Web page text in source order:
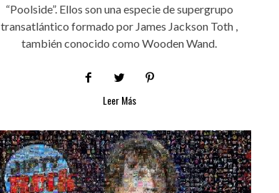
“Poolside”. Ellos son una especie de supergrupo
transatlántico formado por James Jackson Toth ,
también conocido como Wooden Wand.
Leer Más